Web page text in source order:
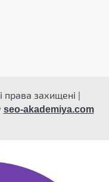
права захищені |
seo-akademiya.com